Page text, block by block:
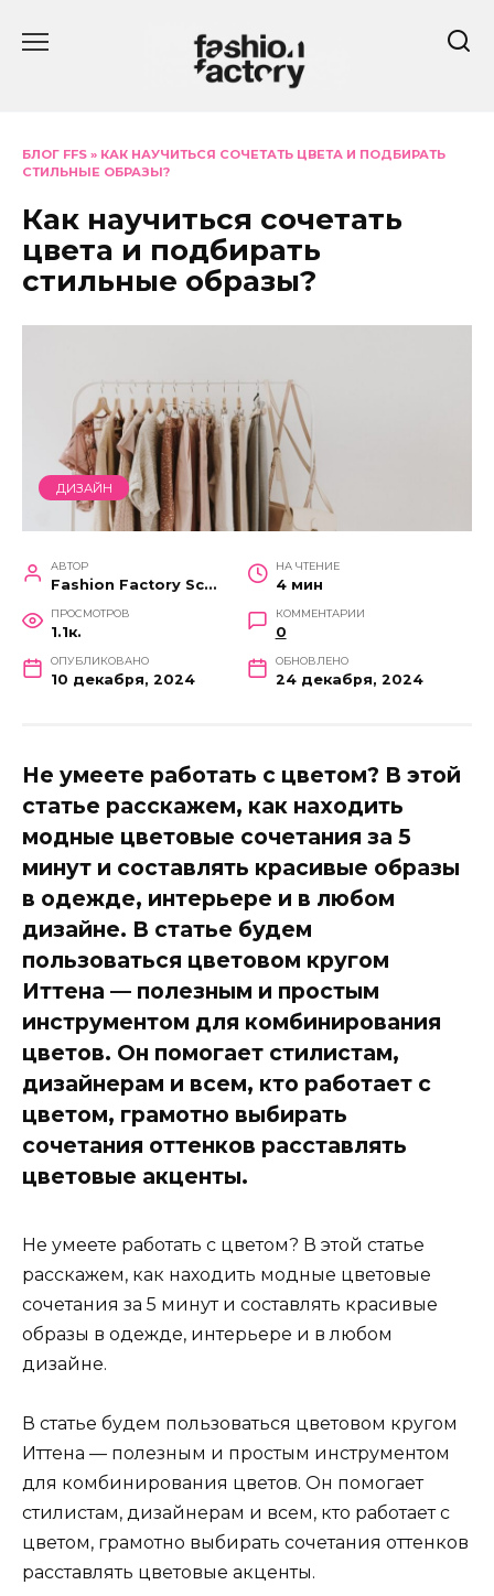
БЛОГ FFS » КАК НАУЧИТЬСЯ СОЧЕТАТЬ ЦВЕТА И ПОДБИРАТЬ
СТИЛЬНЫЕ ОБРАЗЫ?
Как научиться сочетать
цвета и подбирать
стильные образы?
ДИЗАЙН
АВТОР
Fashion Factory School
НА ЧТЕНИЕ
4 мин
ПРОСМОТРОВ
1.1к.
КОММЕНТАРИИ
0
ОПУБЛИКОВАНО
10 декабря, 2024
ОБНОВЛЕНО
24 декабря, 2024
Не умеете работать с цветом? В этой
статье расскажем, как находить
модные цветовые сочетания за 5
минут и составлять красивые образы
в одежде, интерьере и в любом
дизайне. В статье будем
пользоваться цветовом кругом
Иттена — полезным и простым
инструментом для комбинирования
цветов. Он помогает стилистам,
дизайнерам и всем, кто работает с
цветом, грамотно выбирать
сочетания оттенков расставлять
цветовые акценты.
Не умеете работать с цветом? В этой статье
расскажем, как находить модные цветовые
сочетания за 5 минут и составлять красивые
образы в одежде, интерьере и в любом
дизайне.
В статье будем пользоваться цветовом кругом
Иттена — полезным и простым инструментом
для комбинирования цветов. Он помогает
стилистам, дизайнерам и всем, кто работает с
цветом, грамотно выбирать сочетания оттенков
расставлять цветовые акценты.